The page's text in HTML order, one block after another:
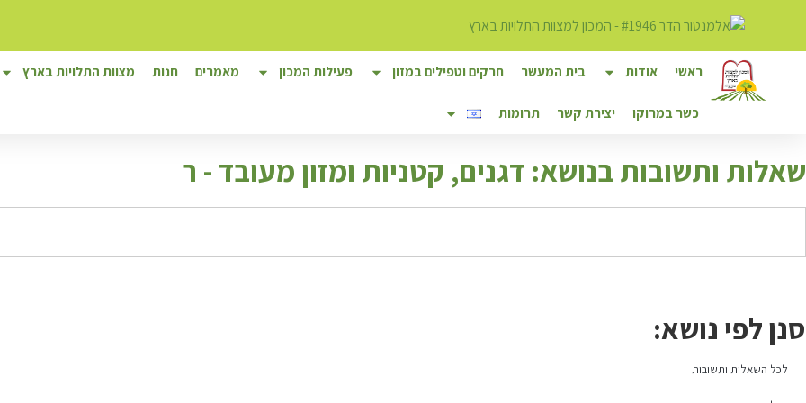
ראשי אודות בית המעשר חרקים וטפילים במזון פעילות המכון מאמרים חנות מצוות התלויות בארץ
כשר במרוקו יצירת קשר תרומות
שאלות ותשובות בנושא: דגנים, קטניות ומזון מעובד - ר
סנן לפי נושא:
לכל השאלות ותשובות